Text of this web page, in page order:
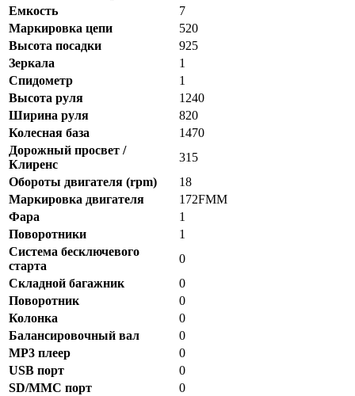
Емкость
7
Маркировка цепи
520
Высота посадки
925
Зеркала
1
Спидометр
1
Высота руля
1240
Ширина руля
820
Колесная база
1470
Дорожный просвет /
Клиренс
315
Обороты двигателя (rpm)
18
Маркировка двигателя
172FMM
Фара
1
Поворотники
1
Система бесключевого
старта
0
Складной багажник
0
Поворотник
0
Колонка
0
Балансировочный вал
0
MP3 плеер
0
USB порт
0
SD/MMC порт
0